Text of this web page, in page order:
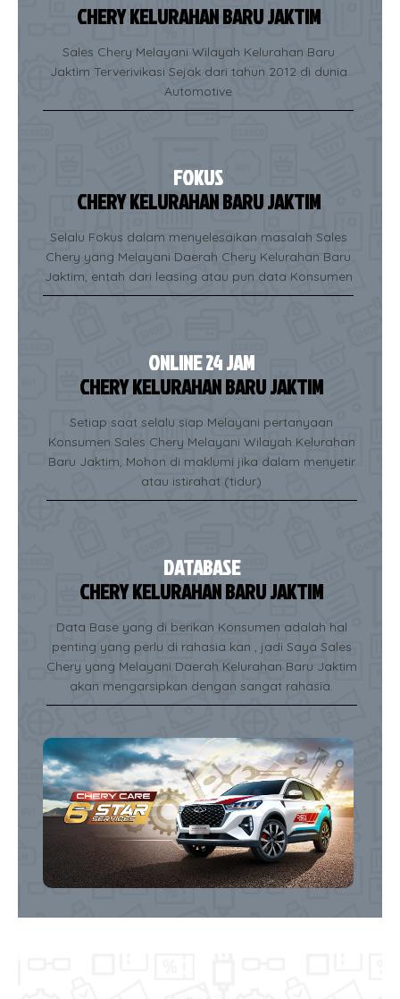
CHERY KELURAHAN BARU JAKTIM
Sales Chery Melayani Wilayah Kelurahan Baru
Jaktim Terverivikasi Sejak dari tahun 2012 di dunia
Automotive
FOKUS
CHERY KELURAHAN BARU JAKTIM
Selalu Fokus dalam menyelesaikan masalah Sales
Chery yang Melayani Daerah Chery Kelurahan Baru
Jaktim, entah dari leasing atau pun data Konsumen
ONLINE 24 JAM
CHERY KELURAHAN BARU JAKTIM
Setiap saat selalu siap Melayani pertanyaan
Konsumen Sales Chery Melayani Wilayah Kelurahan
Baru Jaktim, Mohon di maklumi jika dalam menyetir
atau istirahat (tidur)
DATABASE
CHERY KELURAHAN BARU JAKTIM
Data Base yang di berikan Konsumen adalah hal
penting yang perlu di rahasia kan , jadi Saya Sales
Chery yang Melayani Daerah Kelurahan Baru Jaktim
akan mengarsipkan dengan sangat rahasia.